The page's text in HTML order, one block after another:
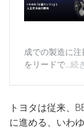
トヨタは従来、
に進める、いわ